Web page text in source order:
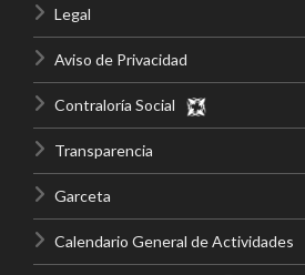
Legal
Aviso de Privacidad
Contraloría Social
Transparencia
Garceta
Calendario General de Actividades